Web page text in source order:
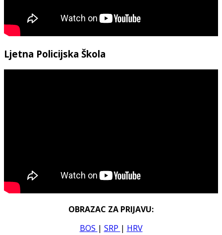
Ljetna Policijska Škola
OBRAZAC ZA PRIJAVU:
BOS | SRP | HRV